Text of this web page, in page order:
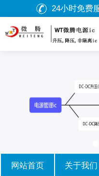
24小时免费
网站首页 关于我们